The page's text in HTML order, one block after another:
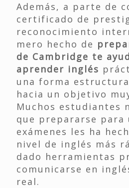
Además, a parte de
certificado de
reconocimiento
mero hecho de
de Cambridge te
aprender inglés
una forma
hacia un objetivo
Muchos estudiantes
que prepararse para
exámenes les ha
nivel de inglés más
dado herramientas
comunicarse en
real.